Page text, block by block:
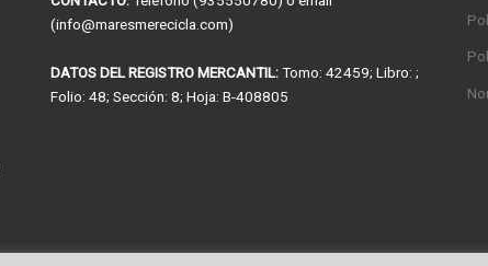
(info@maresmerecicla.com)
DATOS DEL REGISTRO MERCANTIL:Tomo: 42459; Libro: ;
Folio: 48; Sección: 8; Hoja: B-408805